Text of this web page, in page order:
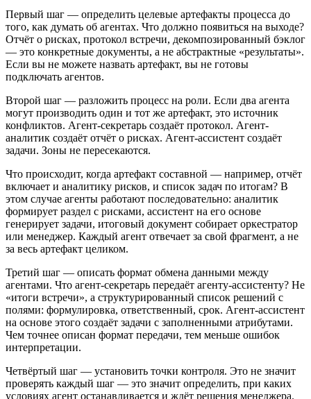
Первый шаг — определить целевые артефакты процесса до
того, как думать об агентах. Что должно появиться на выходе?
Отчёт о рисках, протокол встречи, декомпозированный бэклог
— это конкретные документы, а не абстрактные «результаты».
Если вы не можете назвать артефакт, вы не готовы
подключать агентов.
Второй шаг — разложить процесс на роли. Если два агента
могут производить один и тот же артефакт, это источник
конфликтов. Агент-секретарь создаёт протокол. Агент-
аналитик создаёт отчёт о рисках. Агент-ассистент создаёт
задачи. Зоны не пересекаются.
Что происходит, когда артефакт составной — например, отчёт
включает и аналитику рисков, и список задач по итогам? В
этом случае агенты работают последовательно: аналитик
формирует раздел с рисками, ассистент на его основе
генерирует задачи, итоговый документ собирает оркестратор
или менеджер. Каждый агент отвечает за свой фрагмент, а не
за весь артефакт целиком.
Третий шаг — описать формат обмена данными между
агентами. Что агент-секретарь передаёт агенту-ассистенту? Не
«итоги встречи», а структурированный список решений с
полями: формулировка, ответственный, срок. Агент-ассистент
на основе этого создаёт задачи с заполненными атрибутами.
Чем точнее описан формат передачи, тем меньше ошибок
интерпретации.
Четвёртый шаг — установить точки контроля. Это не значит
проверять каждый шаг — это значит определить, при каких
условиях агент останавливается и ждёт решения менеджера.